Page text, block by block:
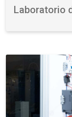
Laboratorio